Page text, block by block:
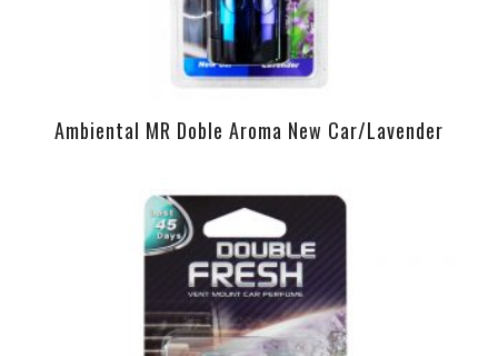
Ambiental MR Doble Aroma New Car/Lavender